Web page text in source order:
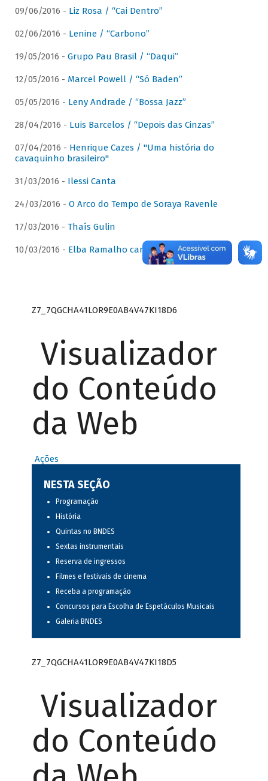
09/06/2016 - Liz Rosa / “Cai Dentro”
02/06/2016 - Lenine / “Carbono”
19/05/2016 - Grupo Pau Brasil / “Daqui”
12/05/2016 - Marcel Powell / “Só Baden”
05/05/2016 - Leny Andrade / “Bossa Jazz”
28/04/2016 - Luis Barcelos / “Depois das Cinzas”
07/04/2016 - Henrique Cazes / "Uma história do
cavaquinho brasileiro"
31/03/2016 - Ilessi Canta
24/03/2016 - O Arco do Tempo de Soraya Ravenle
17/03/2016 - Thaís Gulin
10/03/2016 - Elba Ramalho canta Dominguinhos
Z7_7QGCHA41LOR9E0AB4V47KI18D6
Visualizador
do Conteúdo
da Web
Ações
NESTA SEÇÃO
Programação
História
Quintas no BNDES
Sextas instrumentais
Reserva de ingressos
Filmes e festivais de cinema
Receba a programação
Concursos para Escolha de Espetáculos Musicais
Galeria BNDES
Z7_7QGCHA41LOR9E0AB4V47KI18D5
Visualizador
do Conteúdo